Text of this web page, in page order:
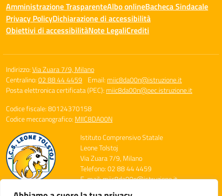
Amministrazione TrasparenteAlbo onlineBacheca Sindacale
Privacy PolicyDichiarazione di accessibilità
Obiettivi di accessibilitàNote LegaliCrediti
Indirizzo:Via Zuara 7/9, Milano
Centralino:02 88 44 4459 Email: miic8da00n@istruzione.it
Posta elettronica certificata (PEC): miic8da00n@pec.istruzione.it
Codice fiscale: 80124370158
Codice meccanografico: MIIC8DA00N
Istituto Comprensivo Statale
Leone Tolstoj
Via Zuara 7/9, Milano
Telefono: 02 88 44 4459
E-mail: miic8da00n@istruzione.it